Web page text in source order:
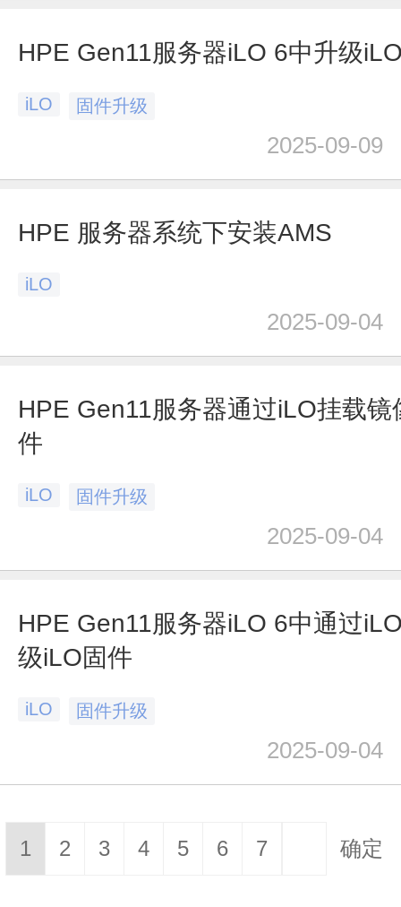
HPE Gen11服务器iLO 6中升级
iLO 固件升级
2025-09-09
HPE 服务器系统下安装AMS
iLO
2025-09-04
HPE Gen11服务器通过iLO挂载镜
件
iLO 固件升级
2025-09-04
HPE Gen11服务器iLO 6中通过
级iLO固件
iLO 固件升级
2025-09-04
1 2 3 4 5 6 7